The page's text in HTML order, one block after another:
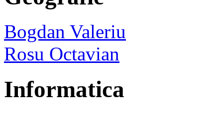
Bogdan Valeriu
Rosu Octavian
Informatica